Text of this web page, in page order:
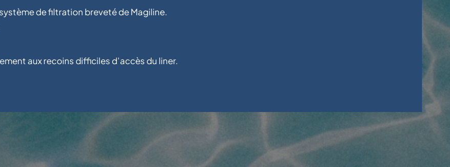
de filtration breveté de Magiline.
aux recoins difficiles d’accès du liner.